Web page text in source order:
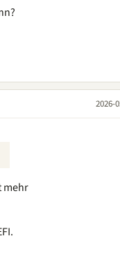
2026-
mehr